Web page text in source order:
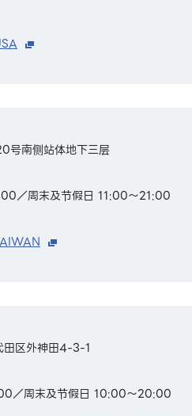
号南侧站体地下三层
／周末及节假日 11:00～21:00
区外神田4-3-1
／周末及节假日 10:00～20:00